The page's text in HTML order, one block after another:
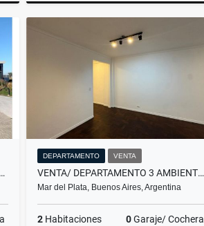
US$85,500
VENTA / LOTE BARRIO PRIVADO DEVELOPER PARK /MAR DEL PLATA
DEPARTAMENTO VENTA
VENTA/ DEPARTAMENTO 3 AMBIENTES + DEP./ CONTRAFRENTE/ MAR DEL PLATA
Mar del Plata, Buenos Aires, Argentina
2 Habitaciones 0Garaje/ Cochera